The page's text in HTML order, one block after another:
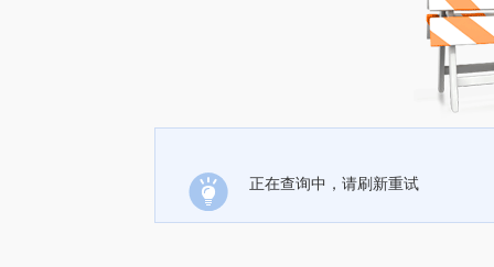
正在查询中，请刷新重试